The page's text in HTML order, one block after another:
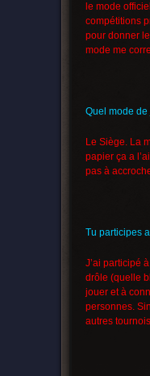
le mode
compétitions
pour donner
mode me
Quel mode
Le Siège. La
papier ça a
pas à
Tu participes
J’ai participé
drôle (quelle
jouer et à
personnes.
autres